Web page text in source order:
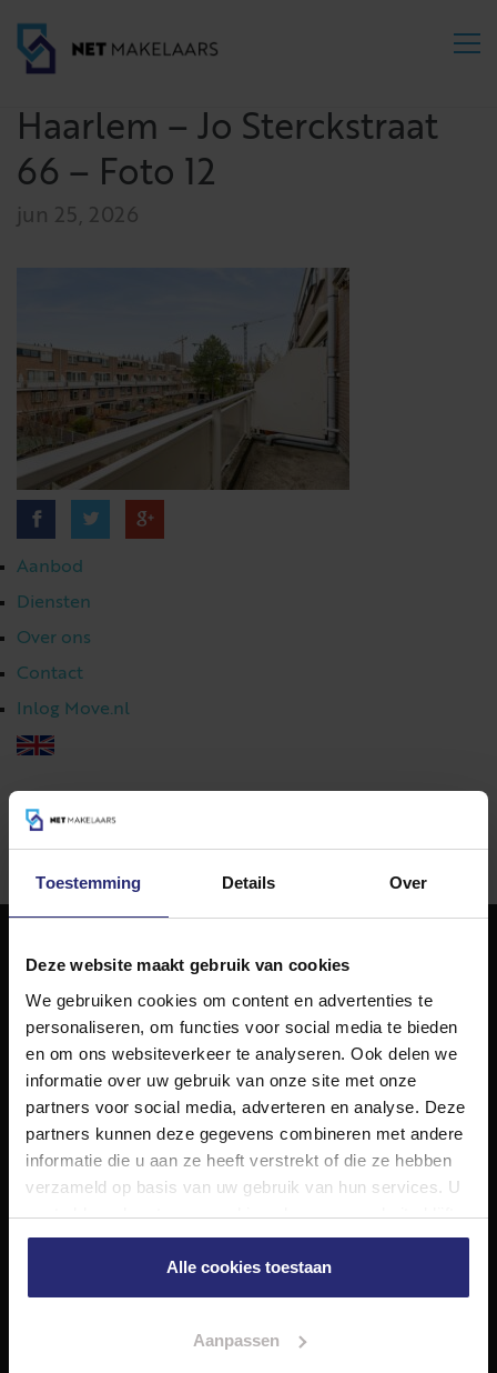
Toestemming Details Over
Deze website maakt gebruik van cookies
We gebruiken cookies om content en advertenties te
personaliseren, om functies voor social media te bieden
en om ons websiteverkeer te analyseren. Ook delen we
informatie over uw gebruik van onze site met onze
partners voor social media, adverteren en analyse. Deze
partners kunnen deze gegevens combineren met andere
informatie die u aan ze heeft verstrekt of die ze hebben
verzameld op basis van uw gebruik van hun services. U
gaat akkoord met onze cookies als u onze website blijft
gebruiken.
Alle cookies toestaan
Aanpassen
Haarlem – Jo Sterckstraat
66 – Foto 12
jun 25, 2026
Aanbod
Diensten
Over ons
Contact
Inlog Move.nl
023 303 54 44
NET Makelaars
NET Makelaars is een modern makelaarskantoor met
decennialange ervaring in het vak en diepgaande kennis
van de huizenmarkt in Haarlem en omstreken.
Volg ons op
Diensten
Aankoop
Meer informatie over